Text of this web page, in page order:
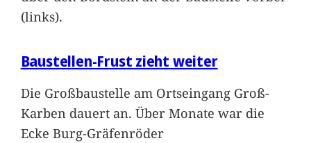
(links).
Baustellen-Frust zieht weiter
Die Großbaustelle am Ortseingang Groß-
Karben dauert an. Über Monate war die
Ecke Burg-Gräfenröder